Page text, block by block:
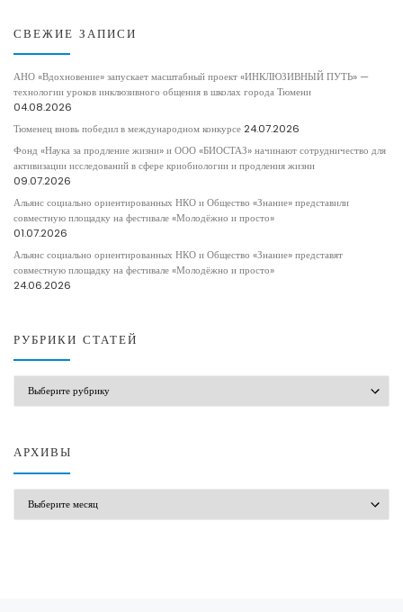
СВЕЖИЕ ЗАПИСИ
АНО «Вдохновение» запускает масштабный проект «ИНКЛЮЗИВНЫЙ ПУТЬ» —
технологии уроков инклюзивного общения в школах города Тюмени
04.08.2026
Тюменец вновь победил в международном конкурсе 24.07.2026
Фонд «Наука за продление жизни» и ООО «БИОСТАЗ» начинают сотрудничество для
активизации исследований в сфере криобиологии и продления жизни
09.07.2026
Альянс социально ориентированных НКО и Общество «Знание» представили
совместную площадку на фестивале «Молодёжно и просто»
01.07.2026
Альянс социально ориентированных НКО и Общество «Знание» представят
совместную площадку на фестивале «Молодёжно и просто»
24.06.2026
РУБРИКИ СТАТЕЙ
АРХИВЫ